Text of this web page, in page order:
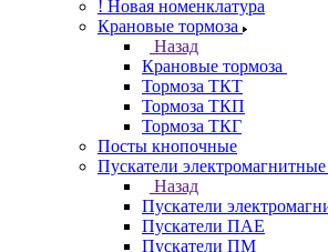
! Новая номенклатура
Крановые тормоза
Назад
Крановые тормоза
Тормоза ТКТ
Тормоза ТКП
Тормоза ТКГ
Посты кнопочные
Пускатели электромагнитные
Назад
Пускатели
Пускатели ПАЕ
Пускатели ПМ